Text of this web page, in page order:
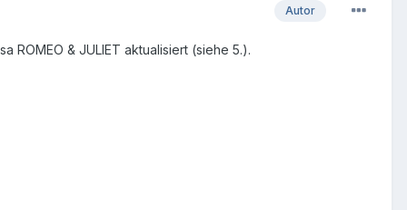
Autor
& JULIET aktualisiert (siehe 5.).